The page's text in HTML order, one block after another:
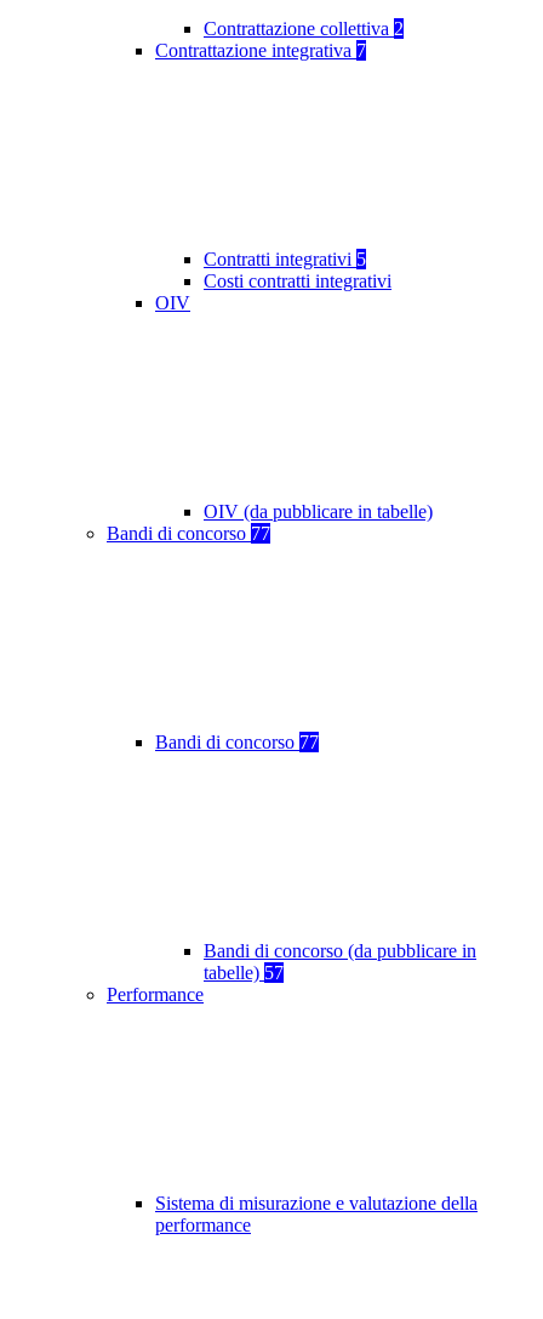
Contrattazione collettiva 2
Contrattazione integrativa 7
Contratti integrativi 5
Costi contratti integrativi
OIV
OIV (da pubblicare in tabelle)
Bandi di concorso 77
Bandi di concorso 77
Bandi di concorso (da pubblicare in
tabelle) 57
Performance
Sistema di misurazione e valutazione della
performance